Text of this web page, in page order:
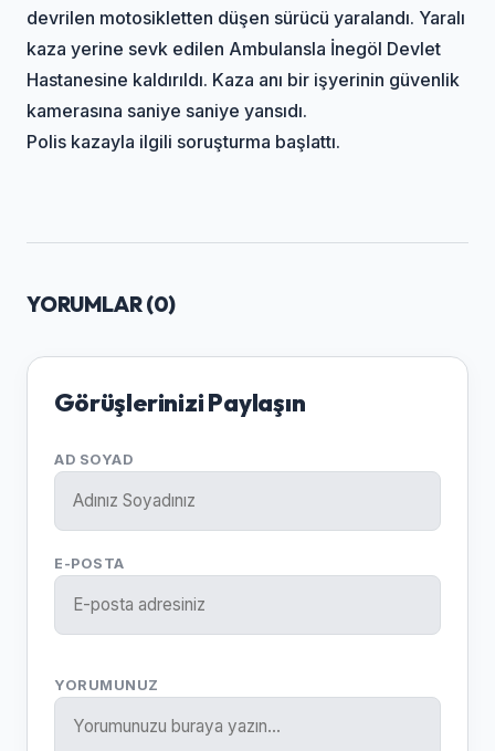
devrilen motosikletten düşen sürücü yaralandı. Yaralı
kaza yerine sevk edilen Ambulansla İnegöl Devlet
Hastanesine kaldırıldı. Kaza anı bir işyerinin güvenlik
kamerasına saniye saniye yansıdı.
Polis kazayla ilgili soruşturma başlattı.
YORUMLAR (0)
Görüşlerinizi Paylaşın
AD SOYAD
E-POSTA
YORUMUNUZ